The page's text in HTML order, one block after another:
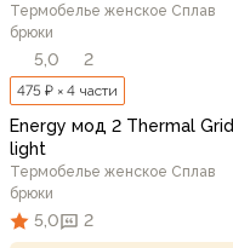
Термобелье женское Сплав
брюки
5,0 2
475 ₽ × 4 части
Energy мод 2 Thermal Grid
light
Термобелье женское Сплав
брюки
5,0 2